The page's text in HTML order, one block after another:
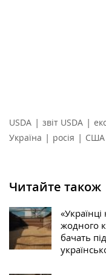
USDA | звіт USDA |
Україна | росія | США
Читайте також
жодного
бачать